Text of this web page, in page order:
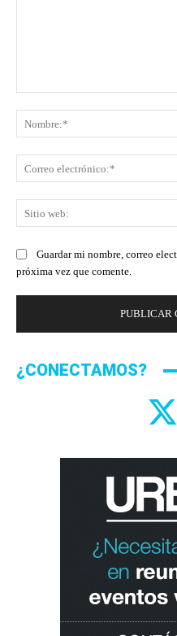
Guardar mi nombre, correo
próxima vez que comente.
¿CONECTAMOS?